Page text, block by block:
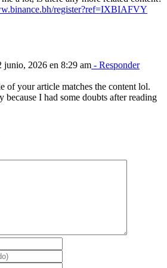
register?ref=IXBIAFVY
junio, 2026 en 8:29 am - Responder
of your article matches the content lol.
because I had some doubts after reading